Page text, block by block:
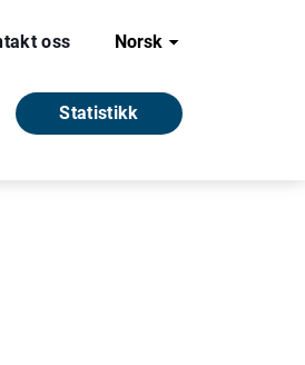
oss Norsk
Statistikk